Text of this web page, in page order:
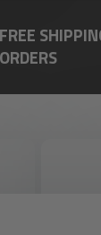
FREE
ORDERS